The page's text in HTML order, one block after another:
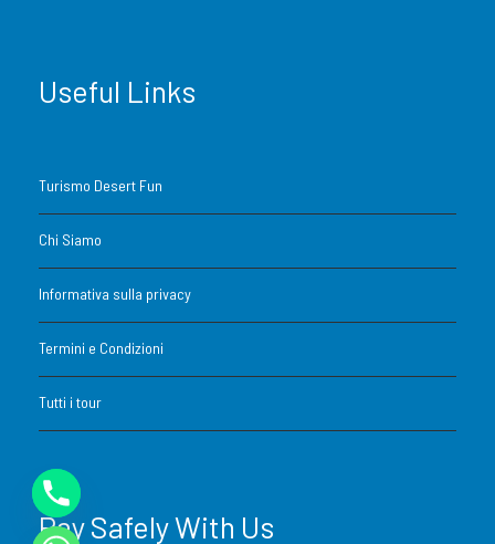
Useful Links
Turismo Desert Fun
Chi Siamo
Informativa sulla privacy
Termini e Condizioni
Tutti i tour
Pay Safely With Us